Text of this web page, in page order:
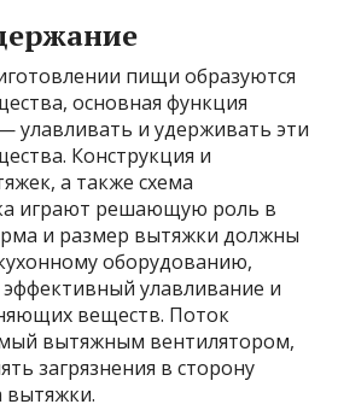
пищи образуются
основная функция
улавливать и удерживать эти
Конструкция и
а также схема
играют решающую роль в
и размер вытяжки должны
оборудованию,
улавливание и
веществ. Поток
вытяжным вентилятором,
загрязнения в сторону
вытяжки.